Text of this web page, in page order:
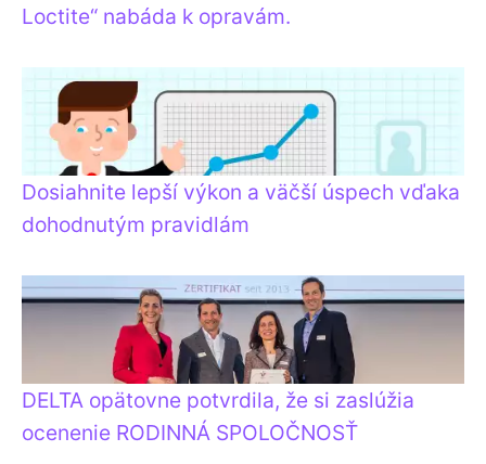
Loctite“ nabáda k opravám.
Dosiahnite lepší výkon a väčší úspech vďaka
dohodnutým pravidlám
DELTA opätovne potvrdila, že si zaslúžia
ocenenie RODINNÁ SPOLOČNOSŤ